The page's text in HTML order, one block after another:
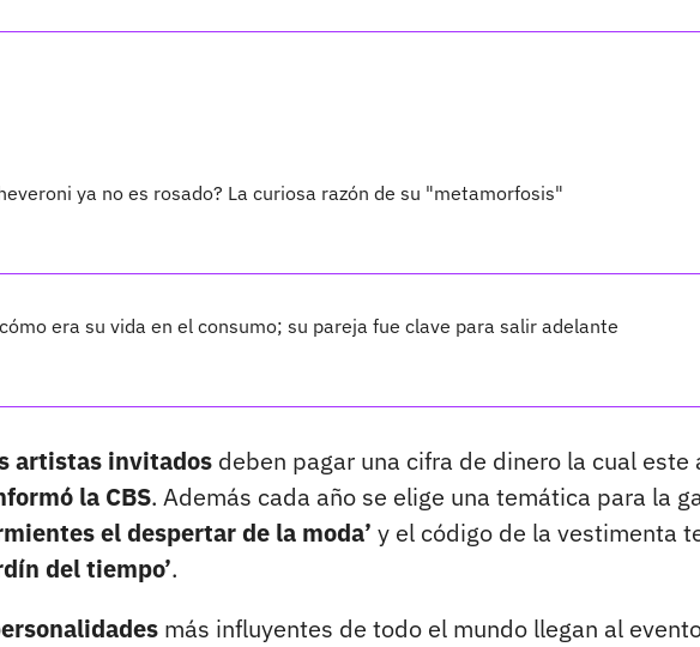
ya no es rosado? La curiosa razón de su "metamorfosis"
era su vida en el consumo; su pareja fue clave para salir adelante
artistas invitados deben pagar una cifra de dinero la cual este
la CBS. Además cada año se elige una temática para la
el despertar de la moda’ y el código de la vestimenta
del tiempo’.
más influyentes de todo el mundo llegan al